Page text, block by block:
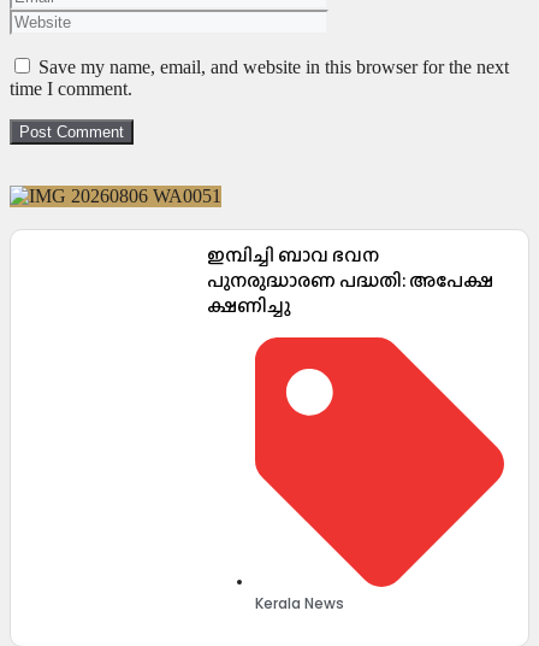
Save my name, email, and website in this browser for the next
time I comment.
ഇമ്പിച്ചി ബാവ ഭവന
പുനരുദ്ധാരണ പദ്ധതി: അപേക്ഷ
ക്ഷണിച്ചു
Kerala News